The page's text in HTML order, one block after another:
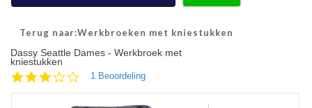
Werkbroeken
Werkbroeken met kniestukken
Werkjeans
Werkbroeken met kniestukken
Dassy Seattle Dames - Werkbroek met
kniestukken
3.01 Beoordeling